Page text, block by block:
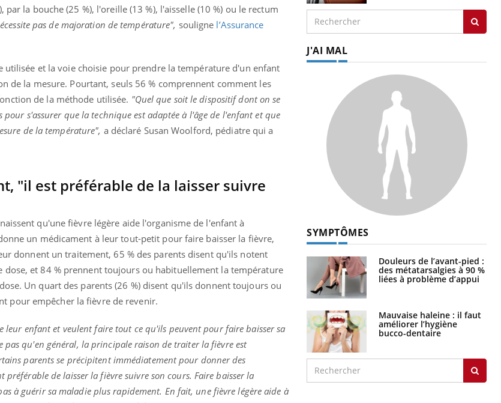
la bouche (25 %), l'oreille (13 %), l'aisselle (10 %) ou le rectum
pas de majoration de température", souligne l’Assurance
utilisée et la voie choisie pour prendre la température d'un enfant
de la mesure. Pourtant, seuls 56 % comprennent comment les
de la méthode utilisée. "Quel que soit le dispositif dont on se
s'assurer que la technique est adaptée à l'âge de l'enfant et que
de la température", a déclaré Susan Woolford, pédiatre qui a
"il est préférable de la laisser suivre
qu'une fièvre légère aide l'organisme de l'enfant à
un médicament à leur tout-petit pour faire baisser la fièvre,
donnent un traitement, 65 % des parents disent qu'ils notent
et 84 % prennent toujours ou habituellement la température
Un quart des parents (26 %) disent qu'ils donnent toujours ou
pour empêcher la fièvre de revenir.
leur enfant et veulent faire tout ce qu'ils peuvent pour faire baisser sa
pas qu'en général, la principale raison de traiter la fièvre est
parents se précipitent immédiatement pour donner des
de laisser la fièvre suivre son cours. Faire baisser la
à guérir sa maladie plus rapidement. En fait, une fièvre légère aide à
J'AI MAL
SYMPTÔMES
Douleurs de l’avant-pied :
des métatarsalgies à 90 %
liées à problème d’appui
Mauvaise haleine : il faut
améliorer l’hygiène
bucco-dentaire